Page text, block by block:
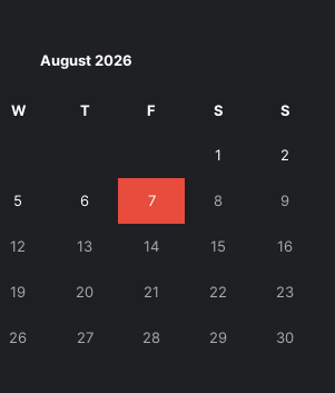
August 2026
W T F S S
1 2
5 6 7 8 9
12 13 14 15 16
19 20 21 22 23
26 27 28 29 30